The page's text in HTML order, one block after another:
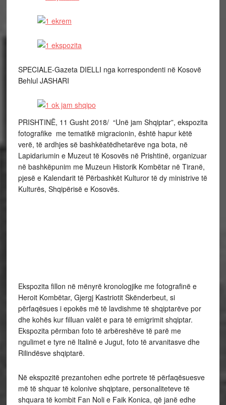
SPECIALE-Gazeta DIELLI nga korrespondenti në Kosovë
Behlul JASHARI
PRISHTINË, 11 Gusht 2018/ “Unë jam Shqiptar”, ekspozita
fotografike me tematikë migracionin, është hapur këtë
verë, të ardhjes së bashkëatëdhetarëve nga bota, në
Lapidariumin e Muzeut të Kosovës në Prishtinë, organizuar
në bashkëpunim me Muzeun Historik Kombëtar në Tiranë,
pjesë e Kalendarit të Përbashkët Kulturor të dy ministrive të
Kulturës, Shqipërisë e Kosovës.
Ekspozita fillon në mënyrë kronologjike me fotografinë e
Heroit Kombëtar, Gjergj Kastriotit Skënderbeut, si
përfaqësues i epokës më të lavdishme të shqiptarëve por
dhe kohës kur filluan valët e para të emigrimit shqiptar.
Ekspozita përmban foto të arbëreshëve të parë me
ngulimet e tyre në Italinë e Jugut, foto të arvanitasve dhe
Rilindësve shqiptarë.
Në ekspozitë prezantohen edhe portrete të përfaqësuesve
më të shquar të kolonive shqiptare, personaliteteve të
shquara të kombit Fan Noli e Faik Konica, që janë edhe